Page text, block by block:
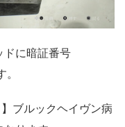
ドに暗証番号
ブルックヘイヴン病